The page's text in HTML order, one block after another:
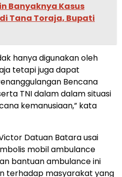
Banyaknya Kasus
Tana Toraja, Bupati
hanya digunakan oleh
tetapi juga dapat
Bencana
TNI dalam dalam situasi
kemanusiaan,” kata
Datuan Batara usai
mobil ambulance
bantuan ambulance ini
terhadap masyarakat yang